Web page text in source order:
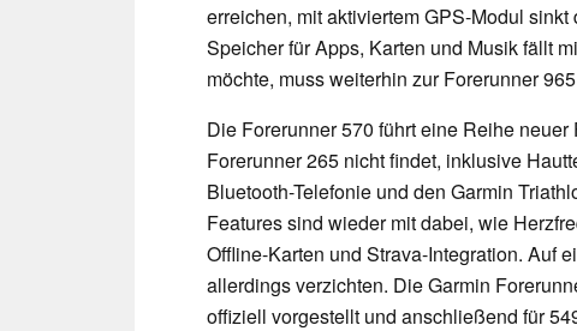
erreichen, mit aktiviertem GPS-Modul
Speicher für Apps, Karten und Musik fällt
möchte, muss weiterhin zur Forerunner
Die Forerunner 570 führt eine Reihe
Forerunner 265 nicht findet, inklusive
Bluetooth-Telefonie und den Garmin
Features sind wieder mit dabei, wie
Offline-Karten und Strava-Integration. Auf
allerdings verzichten. Die Garmin
offiziell vorgestellt und anschließend für